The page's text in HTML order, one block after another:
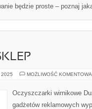
będzie proste – poznaj
2025 MOŻLIWOŚĆ
Oczyszczarki wirnikowe
gadżetów reklamowych